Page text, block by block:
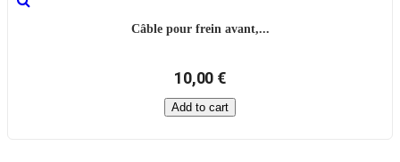
Câble pour frein avant,...
10,00 €
Add to cart